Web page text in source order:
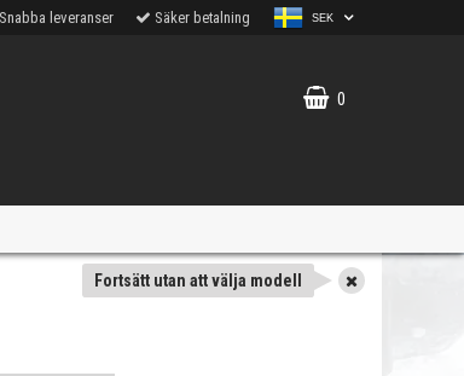
Snabba leveranser Säker betalning SEK
0
Fortsätt utan att välja modell